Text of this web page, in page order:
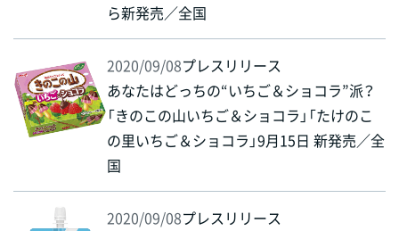
ら新発売／全国
2020/09/08プレスリリース
あなたはどっちの“いちご＆ショコラ”派？
「きのこの山いちご＆ショコラ」「たけのこ
の里いちご＆ショコラ」9月15日 新発売／全
国
2020/09/08プレスリリース